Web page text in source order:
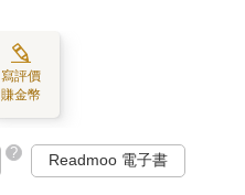
寫評價
賺金幣
? Readmoo 電子書